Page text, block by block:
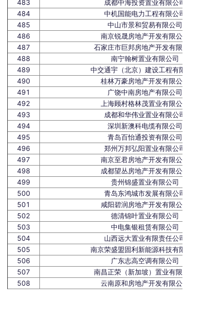
483
成都中海投资置业有限公司
484
中机国能电力工程有限公司
485
中山市景和贸易有限公司
486
南京锐晟房地产开发有限公司
487
石家庄市巨邦房地产开发有限公司
488
南宁翰树置业有限公司
489
中交通宇（北京）建设工程有限公司
490
桂林万豪房地产开发有限公司
491
广饶中南房地产有限公司
492
上海顾村格林茂置业有限公司
493
成都和华伟业置业有限公司
494
深圳新澳科电缆有限公司
495
青岛百怡通投资有限公司
496
郑州万邦弘阳置业有限公司
497
南京至君房地产开发有限公司
498
成都望丛房地产开发有限公司
499
贵州锦盛置业有限公司
500
青岛东鸿城市发展有限公司
501
咸阳碧润房地产开发有限公司
502
德清锦叶置业有限公司
503
中电集银租赁有限公司
504
山西远大置业有限责任公司
505
南京荣盛盟固利新能源科技有限公司
506
广东志高空调有限公司
507
南昌正荣（新加坡）置业有限公司
508
云南原和房地产开发有限公司